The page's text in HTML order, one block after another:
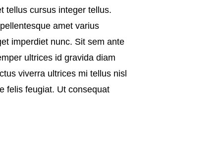
tellus cursus integer tellus.
amet varius
imperdiet nunc. Sit sem ante
ultrices id gravida diam
viverra ultrices mi tellus nisl
felis feugiat. Ut consequat